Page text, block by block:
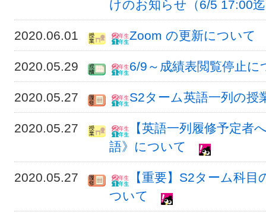
けのお知らせ（6/5 17:00
2020.06.01 Zoom の更新について
2020.05.29 6/9～成績表閲覧停止
2020.05.27 S2ターム英語一列の授
2020.05.27
【英語一列履修予定者
語》について
2020.05.27
【重要】S2ターム科
ついて